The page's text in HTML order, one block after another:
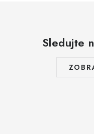
Sledujte